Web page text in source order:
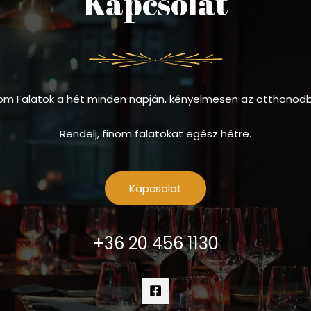
Falatok a hét minden napján, kényelmesen az
Rendelj, finom falatokat egész hétre.
Kapcsolat
+36 20 456 1130